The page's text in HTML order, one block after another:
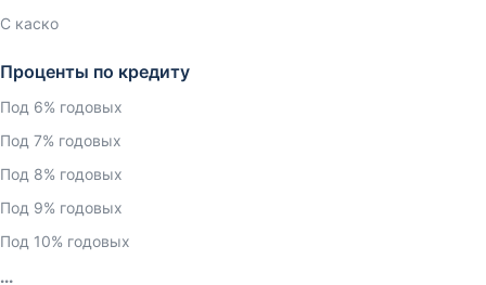
С каско
Проценты по кредиту
Под 6% годовых
Под 7% годовых
Под 8% годовых
Под 9% годовых
Под 10% годовых